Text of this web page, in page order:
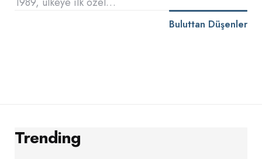
Buluttan Düşenler
Trending